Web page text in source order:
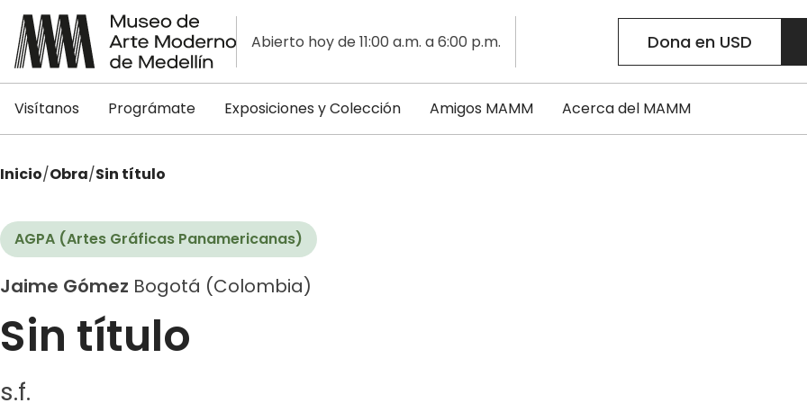
Abierto hoy de 11:00 a.m. a 6:00 p.m. Dona en USD
Visítanos Prográmate Exposiciones y Colección Amigos MAMM Acerca del MAMM
Inicio/Obra/Sin título
AGPA (Artes Gráficas Panamericanas)
Jaime Gómez Bogotá (Colombia)
Sin título
s.f.